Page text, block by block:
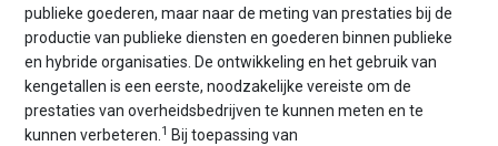
publieke goederen, maar naar de meting van prestaties bij de
productie van publieke diensten en goederen binnen publieke
en hybride organisaties. De ontwikkeling en het gebruik van
kengetallen is een eerste, noodzakelijke vereiste om de
prestaties van overheidsbedrijven te kunnen meten en te
kunnen verbeteren.1 Bij toepassing van